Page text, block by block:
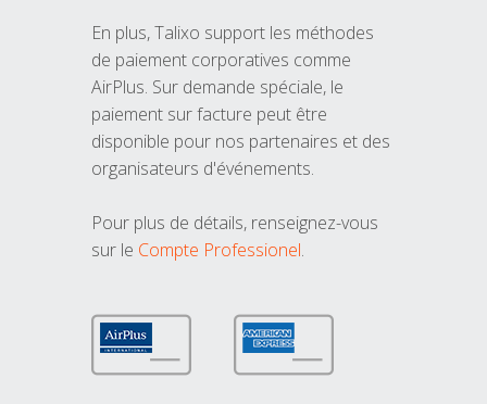
En plus, Talixo support les méthodes
de paiement corporatives comme
AirPlus. Sur demande spéciale, le
paiement sur facture peut être
disponible pour nos partenaires et des
organisateurs d'événements.
Pour plus de détails, renseignez-vous
sur le Compte Professionel.